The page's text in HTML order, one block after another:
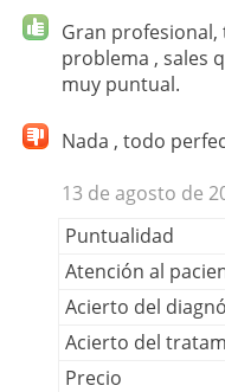
Gran profesional,
problema , sales
muy puntual.
Nada , todo
13 de agosto de
Puntualidad
Atención al
Acierto del
Acierto del
Precio